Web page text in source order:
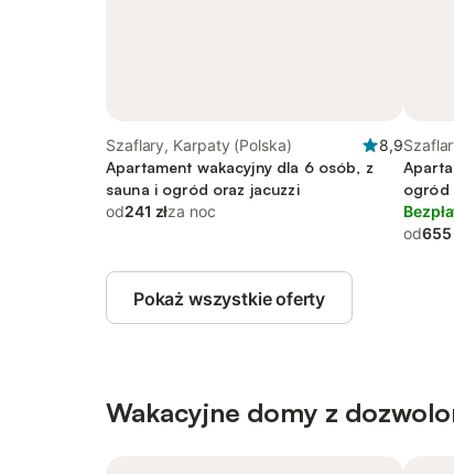
Szaflary, Karpaty (Polska)
8,9
Apartament wakacyjny dla 6 osób, z
sauna i ogród oraz jacuzzi
od241 złza noc
ogród
od655
Pokaż wszystkie oferty
Wakacyjne domy z